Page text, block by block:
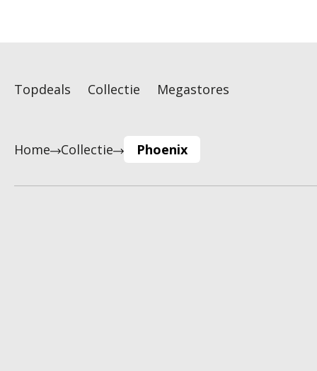
Topdeals Collectie Megastores
Home Collectie Phoenix